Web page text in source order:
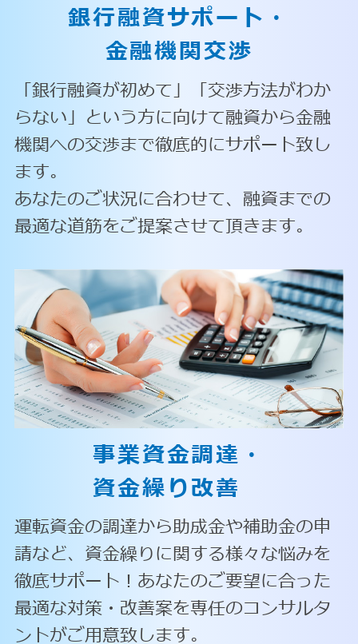
銀行融資サポート・
金融機関交渉
「銀行融資が初めて」「交渉方法がわか
らない」という方に向けて融資から金融
機関への交渉まで徹底的にサポート致し
ます。
あなたのご状況に合わせて、融資までの
最適な道筋をご提案させて頂きます。
事業資金調達・
資金繰り改善
運転資金の調達から助成金や補助金の申
請など、資金繰りに関する様々な悩みを
徹底サポート！あなたのご要望に合った
最適な対策・改善案を専任のコンサルタ
ントがご用意致します。